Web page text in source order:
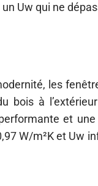
Uw qui ne
les
bois à
et
W/m²K et Uw